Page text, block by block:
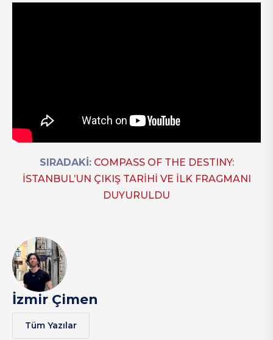
SIRADAKİ: COMPASS OF THE DESTINY:
İSTANBUL’UN ÇIKIŞ TARİHİ VE İLK FRAGMANI
DUYURULDU
İzmir Çimen
Tüm Yazılar